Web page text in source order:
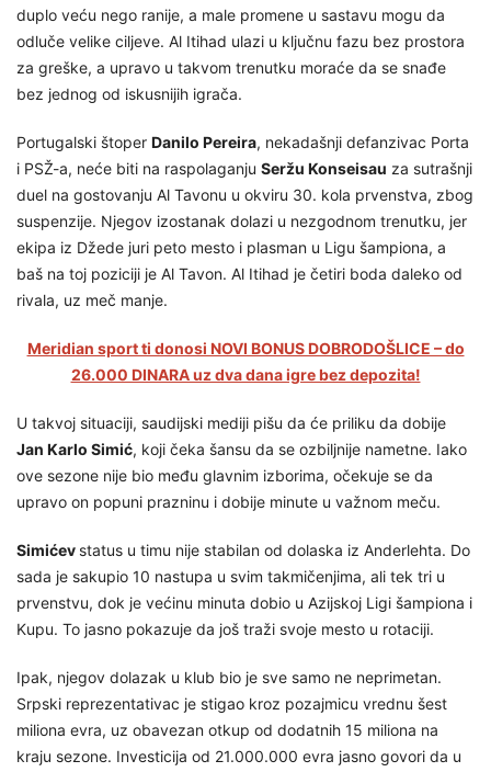
duplo veću nego ranije, a male promene u sastavu mogu da
odluče velike ciljeve. Al Itihad ulazi u ključnu fazu bez prostora
za greške, a upravo u takvom trenutku moraće da se snađe
bez jednog od iskusnijih igrača.
Portugalski štoper Danilo Pereira, nekadašnji defanzivac Porta
i PSŽ-a, neće biti na raspolaganju Seržu Konseisau za sutrašnji
duel na gostovanju Al Tavonu u okviru 30. kola prvenstva, zbog
suspenzije. Njegov izostanak dolazi u nezgodnom trenutku, jer
ekipa iz Džede juri peto mesto i plasman u Ligu šampiona, a
baš na toj poziciji je Al Tavon. Al Itihad je četiri boda daleko od
rivala, uz meč manje.
Meridian sport ti donosi NOVI BONUS DOBRODOŠLICE – do
26.000 DINARA uz dva dana igre bez depozita!
U takvoj situaciji, saudijski mediji pišu da će priliku da dobije
Jan Karlo Simić, koji čeka šansu da se ozbiljnije nametne. Iako
ove sezone nije bio među glavnim izborima, očekuje se da
upravo on popuni prazninu i dobije minute u važnom meču.
Simićev status u timu nije stabilan od dolaska iz Anderlehta. Do
sada je sakupio 10 nastupa u svim takmičenjima, ali tek tri u
prvenstvu, dok je većinu minuta dobio u Azijskoj Ligi šampiona i
Kupu. To jasno pokazuje da još traži svoje mesto u rotaciji.
Ipak, njegov dolazak u klub bio je sve samo ne neprimetan.
Srpski reprezentativac je stigao kroz pozajmicu vrednu šest
miliona evra, uz obavezan otkup od dodatnih 15 miliona na
kraju sezone. Investicija od 21.000.000 evra jasno govori da u